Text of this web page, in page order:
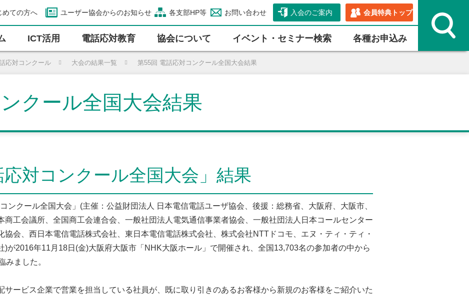
めての方へ ユーザー協会からのお知らせ 各支部HP等 お問い合わせ 入会のご案内 会員特典トップ
ICT活⽤ 電話応対教育 協会について イベント・セミナー検索 各種お申込み
応対コンクール 大会の結果一覧 第55回 電話応対コンクール全国大会結果
クール全国大会結果
対コンクール全国大会」結果
ンクール全国大会」(主催：公益財団法人 日本電信電話ユーザ協会、後援：総務省、大阪府、大阪市、
商工会議所、全国商工会連合会、一般社団法人電気通信事業者協会、一般社団法人日本コールセンター
協会、西日本電信電話株式会社、東日本電信電話株式会社、株式会社NTTドコモ、エヌ・ティ・ティ・
)が2016年11月18日(金)大阪府大阪市「NHK大阪ホール」で開催され、全国13,703名の参加者の中から
みました。
サービス企業で営業を担当している社員が、既に取り引きのあるお客様から新規のお客様をご紹介いた